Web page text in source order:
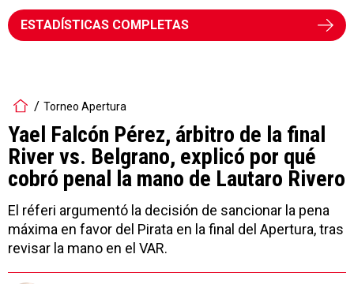
ESTADÍSTICAS COMPLETAS
Torneo Apertura
Yael Falcón Pérez, árbitro de la final
River vs. Belgrano, explicó por qué
cobró penal la mano de Lautaro Rivero
El réferi argumentó la decisión de sancionar la pena
máxima en favor del Pirata en la final del Apertura, tras
revisar la mano en el VAR.